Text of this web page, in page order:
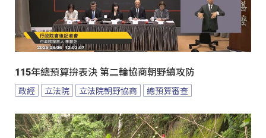
115年總預算拚表決 第二輪協商朝野續攻防
政經 立法院 立法院朝野協商 總預算審查